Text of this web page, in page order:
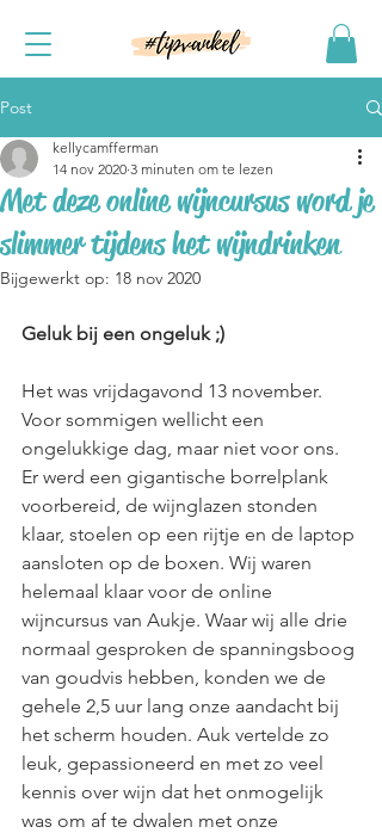
Post
Met deze online wijncursus word je
slimmer tijdens het wijndrinken
kellycamfferman
14 nov 2020 3 minuten om te lezen
Bijgewerkt op: 18 nov 2020
Geluk bij een ongeluk ;)
Het was vrijdagavond 13 november.
Voor sommigen wellicht een
ongelukkige dag, maar niet voor ons.
Er werd een gigantische borrelplank
voorbereid, de wijnglazen stonden
klaar, stoelen op een rijtje en de laptop
aansloten op de boxen. Wij waren
helemaal klaar voor de online
wijncursus van Aukje. Waar wij alle drie
normaal gesproken de spanningsboog
van goudvis hebben, konden we de
gehele 2,5 uur lang onze aandacht bij
het scherm houden. Auk vertelde zo
leuk, gepassioneerd en met zo veel
kennis over wijn dat het onmogelijk
was om af te dwalen met onze